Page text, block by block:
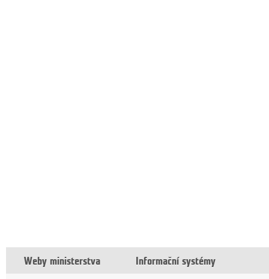
Weby ministerstva Informační systémy